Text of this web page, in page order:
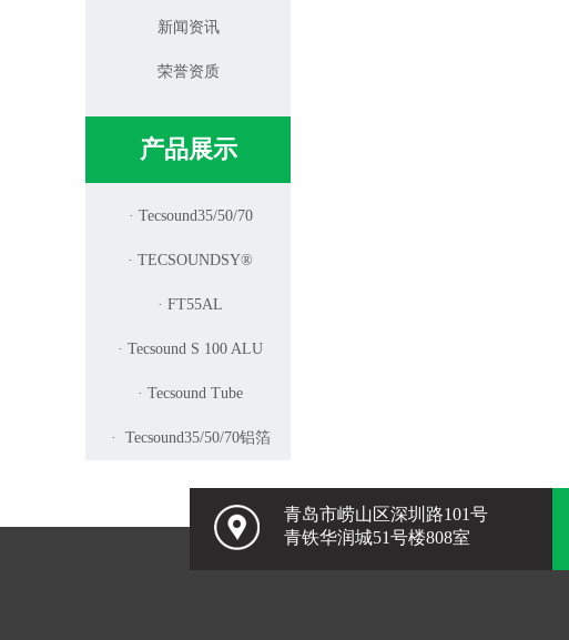
新闻资讯
荣誉资质
产品展示
· Tecsound35/50/70
· TECSOUNDSY®
· FT55AL
· Tecsound S 100 ALU
· Tecsound Tube
· Tecsound35/50/70铝箔
青岛市崂山区深圳路101号
青铁华润城51号楼808室